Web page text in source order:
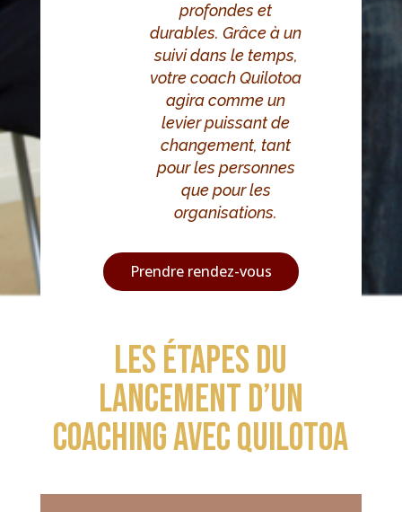
profondes et
durables. Grâce à un
suivi dans le temps,
votre coach Quilotoa
agira comme un
levier puissant de
changement, tant
pour les personnes
que pour les
organisations.
Prendre rendez-vous
Les étapes du
lancement d’un
coaching avec quilotoa